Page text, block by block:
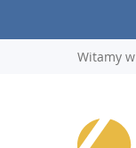
Witamy w